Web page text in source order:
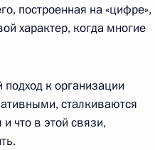
Правовая и
техническая
О портале
Об использовании
информации сайта
О персональных
построенная на «цифре»,
характер, когда многие
к организации
сталкиваются
что в этой связи,